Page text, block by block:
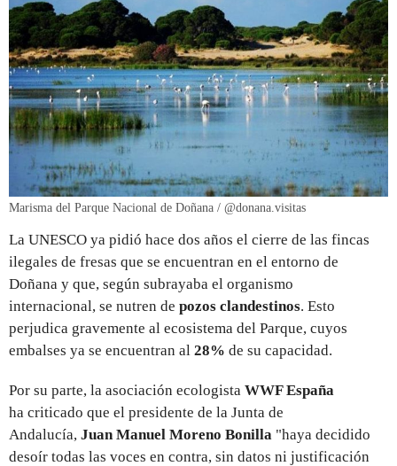
Marisma del Parque Nacional de Doñana / @donana.visitas
La UNESCO ya pidió hace dos años el cierre de las fincas
ilegales de fresas que se encuentran en el entorno de
Doñana y que, según subrayaba el organismo
internacional, se nutren de pozos clandestinos. Esto
perjudica gravemente al ecosistema del Parque, cuyos
embalses ya se encuentran al 28% de su capacidad.
Por su parte, la asociación ecologista WWF España
ha criticado que el presidente de la Junta de
Andalucía, Juan Manuel Moreno Bonilla "haya decidido
desoír todas las voces en contra, sin datos ni justificación